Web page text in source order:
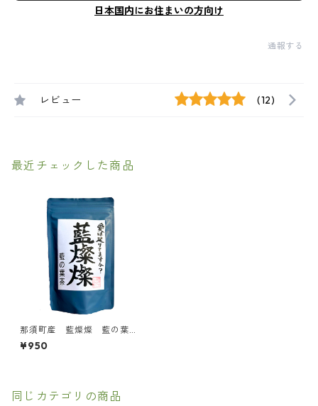
日本国内にお住まいの方向け
通報する
レビュー (12)
最近チェックした商品
那須町産 藍燦燦 藍の葉
茶 8pcs 藍
¥950
同じカテゴリの商品